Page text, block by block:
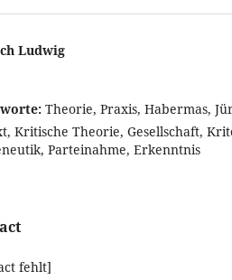
Ludwig
Theorie, Praxis, Habermas,
Kritische Theorie, Gesellschaft,
Parteinahme, Erkenntnis
fehlt]